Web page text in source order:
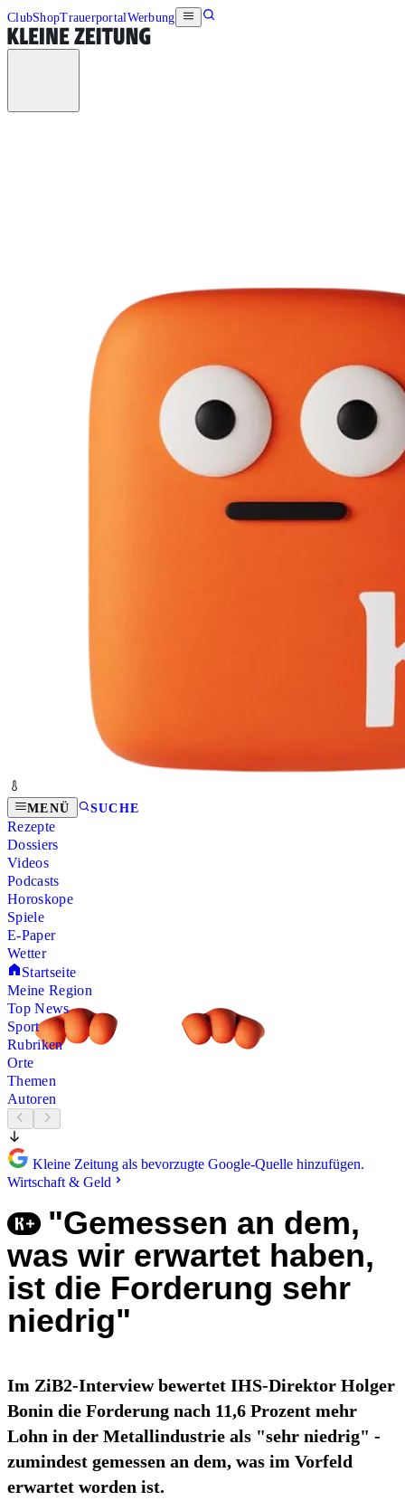
ClubShopTrauerportalWerbung
MENÜ SUCHE
Rezepte
Dossiers
Videos
Podcasts
Horoskope
Spiele
E-Paper
Wetter
Startseite
Meine Region
Top News
Sport
Rubriken
Orte
Themen
Autoren
Kleine Zeitung als bevorzugte Google-Quelle hinzufügen.
Wirtschaft & Geld
"Gemessen an dem,
was wir erwartet haben,
ist die Forderung sehr
niedrig"
Im ZiB2-Interview bewertet IHS-Direktor Holger
Bonin die Forderung nach 11,6 Prozent mehr
Lohn in der Metallindustrie als "sehr niedrig" -
zumindest gemessen an dem, was im Vorfeld
erwartet worden ist.